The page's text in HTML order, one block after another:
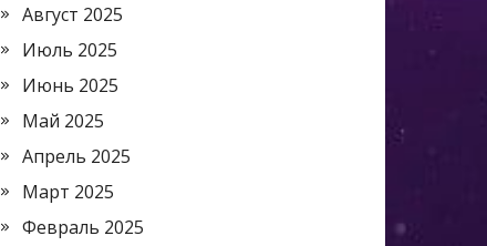
Август 2025
Июль 2025
Июнь 2025
Май 2025
Апрель 2025
Март 2025
Февраль 2025